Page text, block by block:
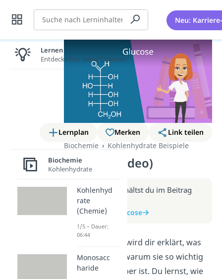
Suche Neu:
Lernplan Merken
Link teilen
Biochemie
Kohlenhydrate Beispiele
Glucose (Video)
Weitere Infos erhältst du im Beitrag
zum Video
zum Beitrag: Glucose
In diesem Video wird dir erklärt, was
Glucose ist und warum sie so wichtig
für unseren Körper ist. Du lernst, wie
Lernen lohnt sich!
Entdecke hier deine Chancen.
Biochemie
Kohlenhydrate
Kohlenhyd
rate
(Chemie)
1/5 – Dauer:
06:44
Monosacc
haride